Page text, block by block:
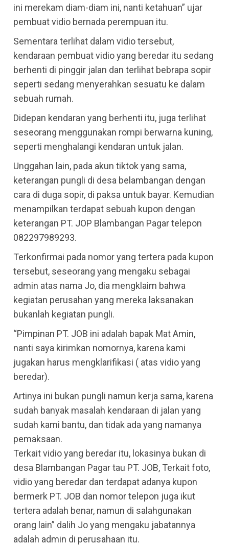
ini merekam diam-diam ini, nanti ketahuan” ujar
pembuat vidio bernada perempuan itu.
Sementara terlihat dalam vidio tersebut,
kendaraan pembuat vidio yang beredar itu sedang
berhenti di pinggir jalan dan terlihat bebrapa sopir
seperti sedang menyerahkan sesuatu ke dalam
sebuah rumah.
Didepan kendaran yang berhenti itu, juga terlihat
seseorang menggunakan rompi berwarna kuning,
seperti menghalangi kendaran untuk jalan.
Unggahan lain, pada akun tiktok yang sama,
keterangan pungli di desa belambangan dengan
cara di duga sopir, di paksa untuk bayar. Kemudian
menampilkan terdapat sebuah kupon dengan
keterangan PT. JOP Blambangan Pagar telepon
082297989293.
Terkonfirmai pada nomor yang tertera pada kupon
tersebut, seseorang yang mengaku sebagai
admin atas nama Jo, dia mengklaim bahwa
kegiatan perusahan yang mereka laksanakan
bukanlah kegiatan pungli.
“Pimpinan PT. JOB ini adalah bapak Mat Amin,
nanti saya kirimkan nomornya, karena kami
jugakan harus mengklarifikasi ( atas vidio yang
beredar).
Artinya ini bukan pungli namun kerja sama, karena
sudah banyak masalah kendaraan di jalan yang
sudah kami bantu, dan tidak ada yang namanya
pemaksaan.
Terkait vidio yang beredar itu, lokasinya bukan di
desa Blambangan Pagar tau PT. JOB, Terkait foto,
vidio yang beredar dan terdapat adanya kupon
bermerk PT. JOB dan nomor telepon juga ikut
tertera adalah benar, namun di salahgunakan
orang lain” dalih Jo yang mengaku jabatannya
adalah admin di perusahaan itu.